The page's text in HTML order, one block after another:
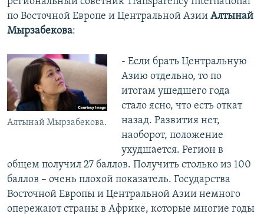
по Восточной Европе и Центральной Азии Алтынай
Мырзабекова:
Алтынай Мырзабекова.
- Если брать Центральную
Азию отдельно, то по
итогам ушедшего года
стало ясно, что есть откат
назад. Развития нет,
наоборот, положение
ухудшается. Регион в
общем получил 27 баллов. Получить столько из 100
баллов – очень плохой показатель. Государства
Восточной Европы и Центральной Азии немного
опережают страны в Африке, которые многие годы